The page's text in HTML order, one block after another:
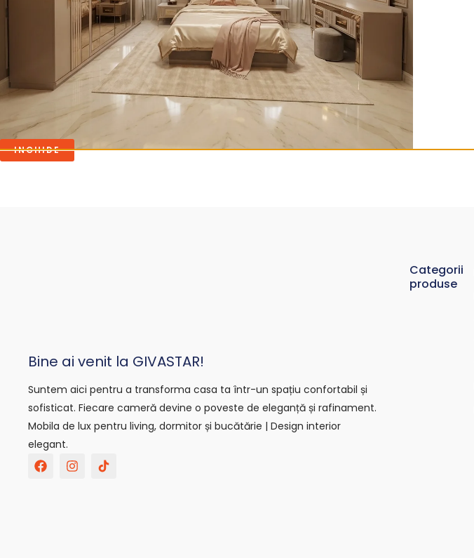
MASUTA DE CAFEA BARCELONA
1,690.00lei
ADAUGĂ ÎN COȘ
Mese cafea
MASUTA CAFEA MILANO
2,780.00 lei
ADAUGĂ ÎN COȘ
Bine ai venit la GIVASTAR!
Suntem aici pentru a transforma casa ta într-un spațiu confortabil și
sofisticat. Fiecare cameră devine o poveste de eleganță și rafinament.
Mobila de lux pentru living, dormitor și bucătărie | Design interior
elegant.
F
a
I
n
T
i
Categorii
produse
INCHIDE